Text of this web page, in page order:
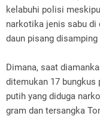
kelabuhi polisi
narkotika jenis sabu di
daun pisang disamping
Dimana, saat
ditemukan 17
putih yang diduga
gram dan tersangka